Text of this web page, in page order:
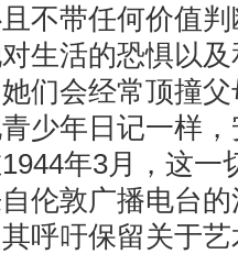
不带任何价值
生活的恐惧以
们会经常顶撞
少年日记一样
年3月，这一
伦敦广播电台
呼吁保留关于